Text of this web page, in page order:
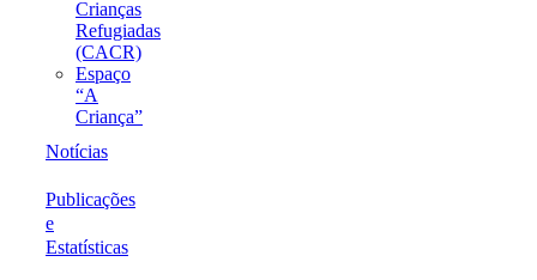
Crianças
Refugiadas
(CACR)
Espaço
“A
Criança”
Notícias
Publicações
e
Estatísticas